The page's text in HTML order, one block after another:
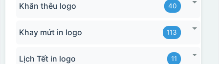
Khăn thêu logo 40
Khay mứt in logo 113
Lịch Tết in logo 11